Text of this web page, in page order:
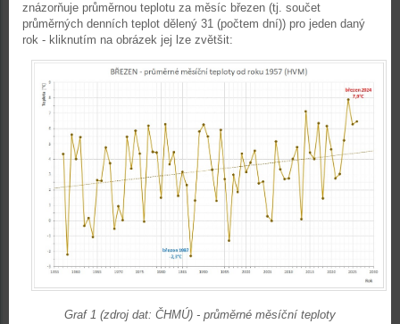
znázorňuje průměrnou teplotu za měsíc březen (tj. součet
průměrných denních teplot dělený 31 (počtem dní)) pro jeden daný
rok - kliknutím na obrázek jej lze zvětšit:
Graf 1 (zdroj dat: ČHMÚ) - průměrné měsíční teploty